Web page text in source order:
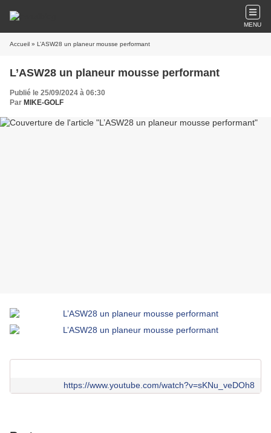
MENU
Accueil » L’ASW28 un planeur mousse performant
L’ASW28 un planeur mousse performant
Publié le 25/09/2024 à 06:30
Par MIKE-GOLF
https://www.youtube.com/watch?v=sKNu_veDOh8